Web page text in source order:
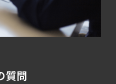
質問